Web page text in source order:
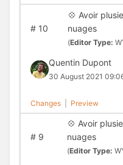
#10
💠 Avoir
nuages
(Editor Type:
Quentin Dupont
30 August 2021
Changes Preview
#9
💠 Avoir
nuages
(Editor Type: